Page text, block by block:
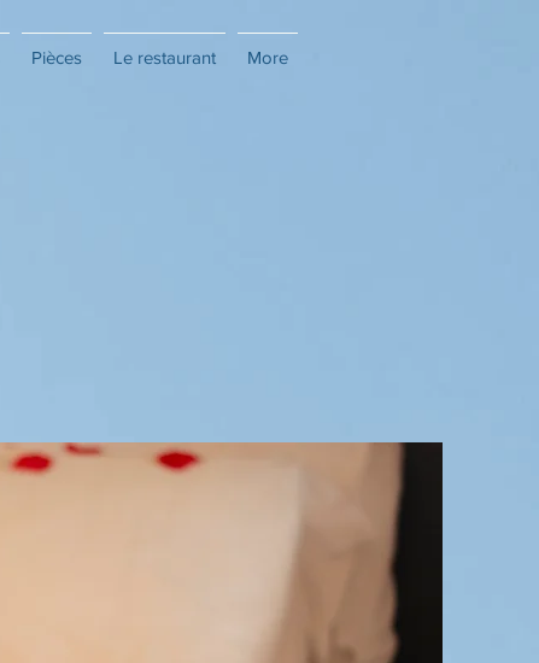
Pièces Le restaurant More